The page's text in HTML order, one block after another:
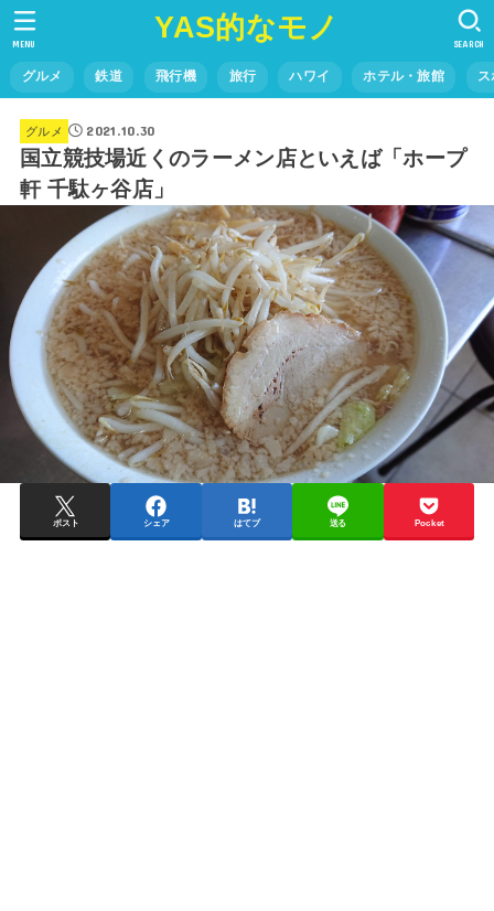
YAS的なモノ
グルメ 鉄道 飛行機 旅行 ハワイ ホテル・旅館
SEARCH
MENU
グルメ 2021.10.30
国立競技場近くのラーメン店といえば「ホープ
軒 千駄ヶ谷店」
ポスト シェア はてブ 送る Pocket